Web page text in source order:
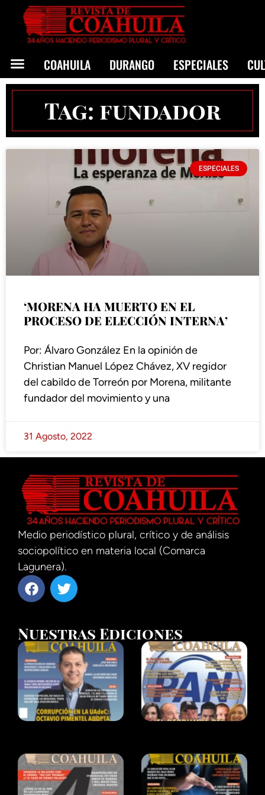
COAHUILA DURANGO ESPECIALES
Tag: fundador
ESPECIALES
‘MORENA HA MUERTO EN EL
PROCESO DE ELECCIÓN INTERNA’
Por: Álvaro González En la opinión de
Christian Manuel López Chávez, XV regidor
del cabildo de Torreón por Morena, militante
fundador del movimiento y una
31 Agosto, 2022
Medio periodístico plural, crítico y de análisis
sociopolítico en materia local (Comarca
Lagunera).
Nuestras Ediciones